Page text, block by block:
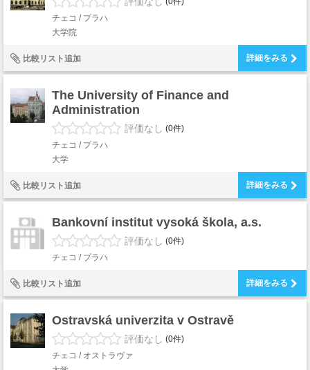
チェコ / プラハ
大学院
比較リスト追加 詳細をみる
The University of Finance and
Administration
評価なし (0件)
チェコ / プラハ
大学
比較リスト追加 詳細をみる
Bankovní institut vysoká škola, a.s.
評価なし (0件)
チェコ / プラハ
比較リスト追加 詳細をみる
Ostravská univerzita v Ostravě
評価なし (0件)
チェコ / オストラヴァ